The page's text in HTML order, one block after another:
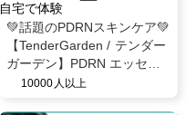
自宅で体験
💚話題のPDRNスキンケア💚
【TenderGarden / テンダー
ガーデン】PDRN エッセン
スクリーム 80ml モニター募
10000人以上